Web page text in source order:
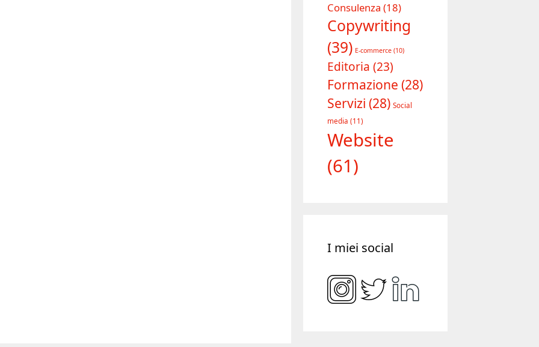
Consulenza (18)
Copywriting
(39) E-commerce (10)
Editoria (23)
Formazione (28)
Servizi (28) Social
media (11)
Website
(61)
I miei social